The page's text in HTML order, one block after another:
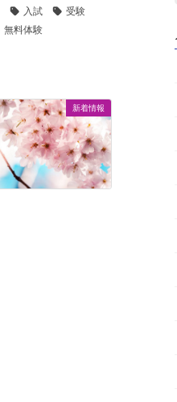
入試
受験
無料体験
新着情報